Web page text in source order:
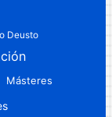
Deusto
Másteres